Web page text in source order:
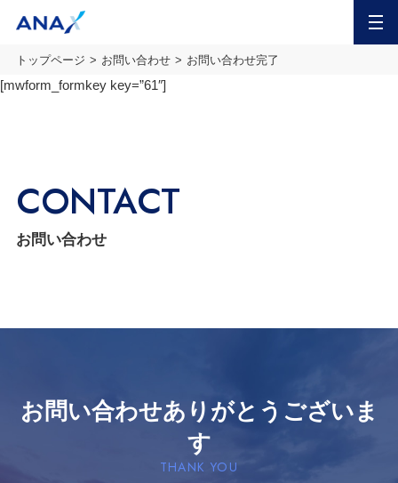
トップページ お問い合わせ お問い合わせ完了
[mwform_formkey key=”61″]
CONTACT
お問い合わせ
お問い合わせありがとうございま
す
THANK YOU